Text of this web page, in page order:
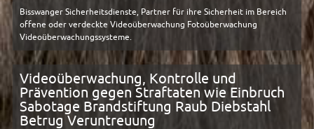
Bisswanger Sicherheitsdienste, Partner für ihre Sicherheit im Bereich
offene oder verdeckte Videoüberwachung Fotoüberwachung
Videoüberwachungssysteme.
Videoüberwachung, Kontrolle und
Prävention gegen Straftaten wie Einbruch
Sabotage Brandstiftung Raub Diebstahl
Betrug Veruntreuung